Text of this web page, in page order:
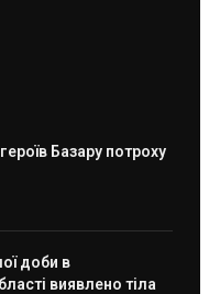
Базару потроху
доби в
виявлено тіла